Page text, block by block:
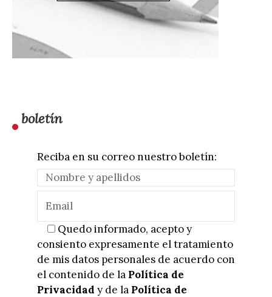
boletín
Reciba en su correo nuestro boletín:
Quedo informado, acepto y
consiento expresamente el tratamiento
de mis datos personales de acuerdo con
el contenido de la Política de
Privacidad y de la Política de